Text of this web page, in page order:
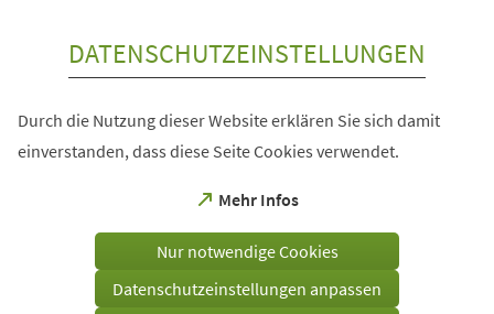
DATENSCHUTZEINSTELLUNGEN
Durch die Nutzung dieser Website erklären Sie sich damit
einverstanden, dass diese Seite Cookies verwendet.
Mehr Infos
(Öffnet
einem
Tab)
Nur notwendige Cookies
Datenschutzeinstellungen anpassen